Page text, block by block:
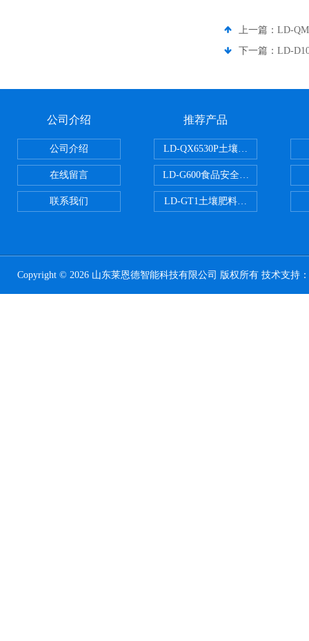
上一篇： LD-
下一篇： LD-
公司介绍
公司介绍
在线留言
联系我们
推荐产品
LD-QX6530P土壤氧化还原电位检
LD-G600食品安全检测仪
LD-GT1土壤肥料养分检测仪
Copyright © 2026 山东莱恩德智能科技有限公司 版权所有 技术支持：